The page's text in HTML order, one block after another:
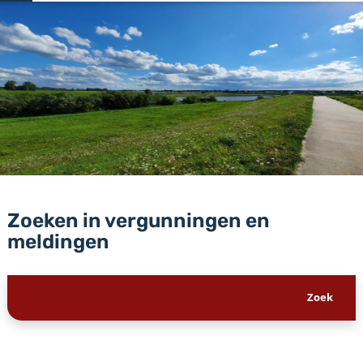
Zoeken in vergunningen en
meldingen